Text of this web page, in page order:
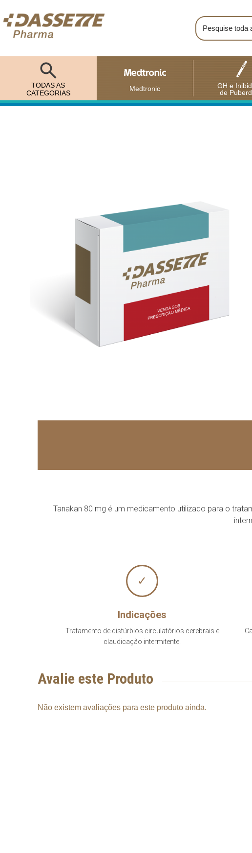
TODAS AS
CATEGORIAS
Medtronic
GH e
de
Tanakan 80 mg é um medicamento utilizado para o
✓
Indicações
Tratamento de distúrbios circulatórios cerebrais e
claudicação intermitente.
Avalie este Produto
Não existem avaliações para este produto ainda.